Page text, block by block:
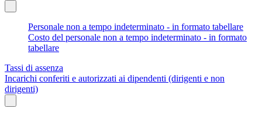
Personale non a tempo indeterminato - in formato tabellare
Costo del personale non a tempo indeterminato - in formato
tabellare
Tassi di assenza
Incarichi conferiti e autorizzati ai dipendenti (dirigenti e non
dirigenti)